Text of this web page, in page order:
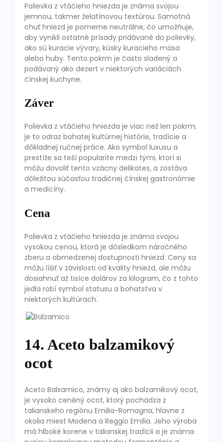
Polievka z vtáčieho hniezda je známa svojou
jemnou, takmer želatínovou textúrou. Samotná
chuť hniezd je pomerne neutrálne, čo umožňuje,
aby vynikli ostatné prísady pridávané do polievky,
ako sú kuracie vývary, kúsky kuracieho mäsa
alebo huby. Tento pokrm je často sladený a
podávaný ako dezert v niektorých variáciách
čínskej kuchyne.
Záver
Polievka z vtáčieho hniezda je viac než len pokrm;
je to odraz bohatej kultúrnej histórie, tradície a
dôkladnej ručnej práce. Ako symbol luxusu a
prestíže sa teší popularite medzi tými, ktorí si
môžu dovoliť tento vzácny delikates, a zostáva
dôležitou súčasťou tradičnej čínskej gastronómie
a medicíny.
Cena
Polievka z vtáčieho hniezda je známa svojou
vysokou cenou, ktorá je dôsledkom náročného
zberu a obmedzenej dostupnosti hniezd. Ceny sa
môžu líšiť v závislosti od kvality hniezd, ale môžu
dosiahnuť až tisíce dolárov za kilogram, čo z tohto
jedla robí symbol statusu a bohatstva v
niektorých kultúrach.
.
14. Aceto balzamikový
ocot
Aceto Balsamico, známy aj ako balzamikový ocot,
je vysoko ceněný ocot, ktorý pochádza z
talianskeho regiónu Emilia-Romagna, hlavne z
okolia miest Modena a Reggio Emilia. Jeho výroba
má hlboké korene v talianskej tradícii a je známa